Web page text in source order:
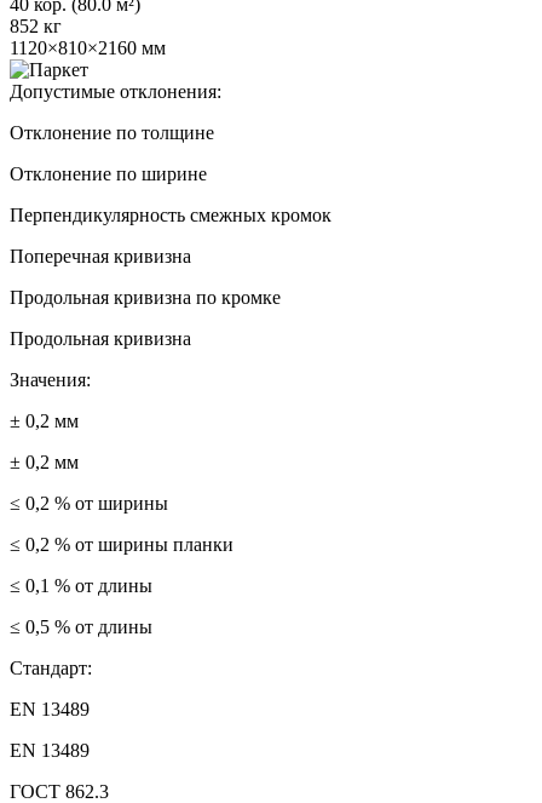
852 кг
1120×810×2160 мм
Допустимые отклонения:
Отклонение по толщине
Отклонение по ширине
Перпендикулярность смежных кромок
Поперечная кривизна
Продольная кривизна по кромке
Продольная кривизна
Значения:
± 0,2 мм
± 0,2 мм
≤ 0,2 % от ширины
≤ 0,2 % от ширины планки
≤ 0,1 % от длины
≤ 0,5 % от длины
Стандарт:
EN 13489
EN 13489
ГОСТ 862.3